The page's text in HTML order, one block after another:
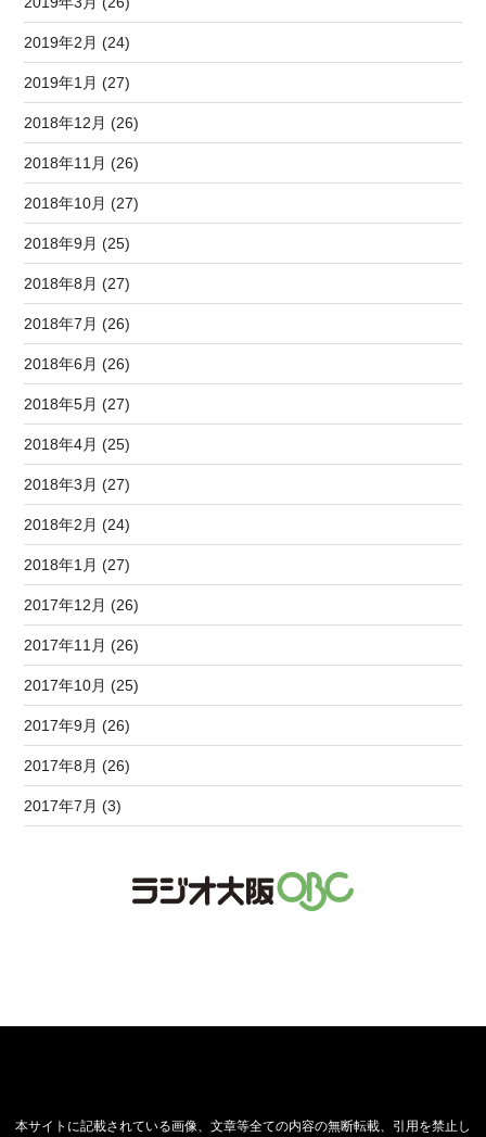
2019年2月 (24)
2019年1月 (27)
2018年12月 (26)
2018年11月 (26)
2018年10月 (27)
2018年9月 (25)
2018年8月 (27)
2018年7月 (26)
2018年6月 (26)
2018年5月 (27)
2018年4月 (25)
2018年3月 (27)
2018年2月 (24)
2018年1月 (27)
2017年12月 (26)
2017年11月 (26)
2017年10月 (25)
2017年9月 (26)
2017年8月 (26)
2017年7月 (3)
本サイトに記載されている画像、文章等全ての内容の無断転載、引用を禁止し